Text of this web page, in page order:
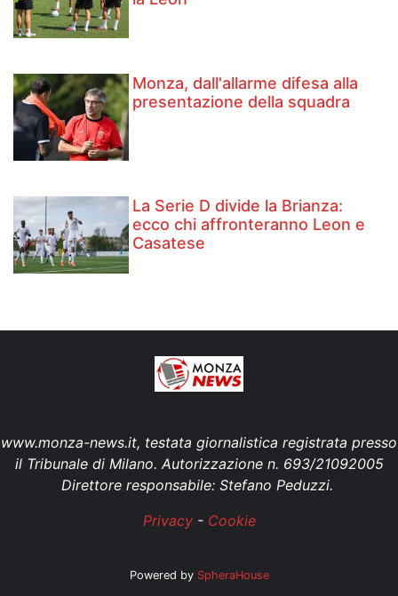
Monza, dall'allarme difesa alla
presentazione della squadra
La Serie D divide la Brianza:
ecco chi affronteranno Leon e
Casatese
www.monza-news.it, testata giornalistica registrata presso
il Tribunale di Milano. Autorizzazione n. 693/21092005
Direttore responsabile: Stefano Peduzzi.
Privacy- Cookie
Powered by SpheraHouse